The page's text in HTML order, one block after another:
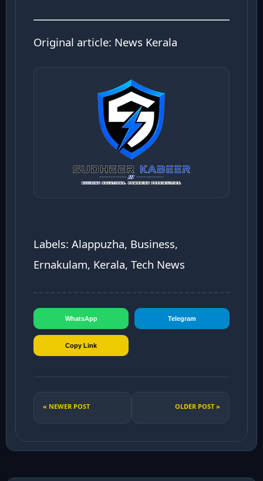
Original article: News Kerala
Labels: Alappuzha, Business,
Ernakulam, Kerala, Tech News
WhatsApp Telegram
Copy Link
« NEWER POST OLDER POST »